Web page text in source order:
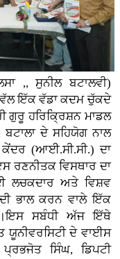
,, ਸੁਨੀਲ ਬਟਾਲਵੀ)
ਇੱਕ ਵੱਡਾ ਕਦਮ ਚੁੱਕਦੇ
ਗੁਰੂ ਹਰਿਕ੍ਰਿਸ਼ਨ ਮਾਡਲ
ਦੇ ਸਹਿਯੋਗ ਨਾਲ
(ਆਈ.ਸੀ.ਸੀ.) ਦਾ
ਰਣਨੀਤਕ ਵਿਸਥਾਰ ਦਾ
ਲਚਕਦਾਰ ਅਤੇ ਵਿਸ਼ਵ
ਭਾਲ ਕਰਨ ਵਾਲੇ ਇੱਕ
ਸਬੰਧੀ ਅੱਜ ਇੱਥੇ
ਯੂਨੀਵਰਸਿਟੀ ਦੇ ਵਾਈਸ
ਸਿੰਘ, ਡਿਪਟੀ